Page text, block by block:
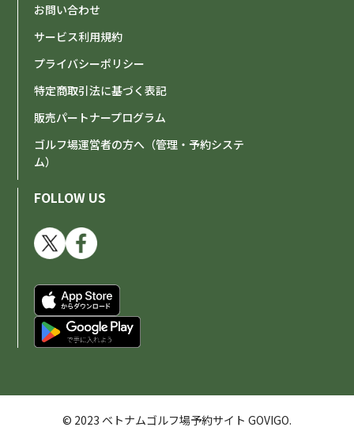
お問い合わせ
サービス利用規約
プライバシーポリシー
特定商取引法に基づく表記
販売パートナープログラム
ゴルフ場運営者の方へ（管理・予約システ
ム）
FOLLOW US
© 2023 ベトナムゴルフ場予約サイト GOVIGO.